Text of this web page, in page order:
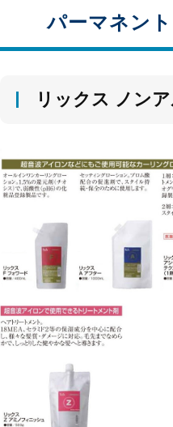
パーマネン
リックス ノン